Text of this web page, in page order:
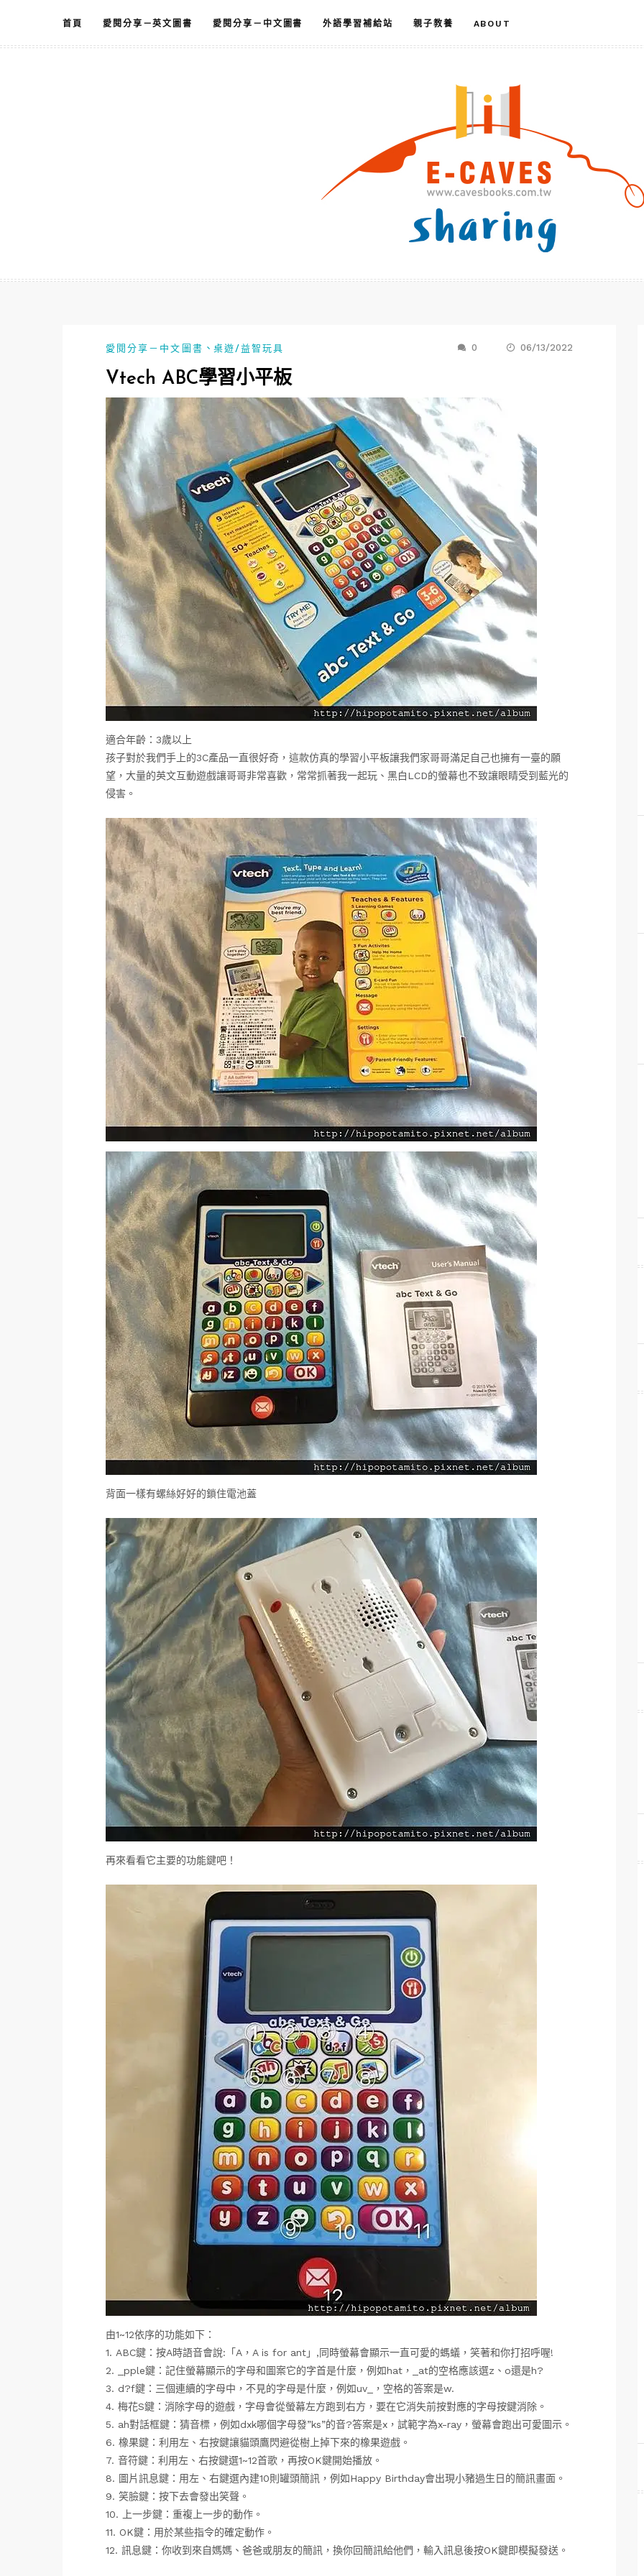
主
首頁 愛閱分享－英文圖書 愛閱分享－中文圖書 外語學習補給站 親子教養 ABOUT
愛閱分享－中文圖書 、 桌遊/益智玩具 0 06/13/2022
Vtech ABC學習小平板
適合年齡：3歲以上
孩子對於我們手上的3C產品一直很好奇，這款仿真的學習小平板讓我們家哥哥滿足自己也擁有一臺的願
望，大量的英文互動遊戲讓哥哥非常喜歡，常常抓著我一起玩、黑白LCD的螢幕也不致讓眼睛受到藍光的
侵害。
背面一樣有螺絲好好的鎖住電池蓋
再來看看它主要的功能鍵吧！
由1~12依序的功能如下：
1. ABC鍵：按A時語音會說:「A，A is for ant」,同時螢幕會顯示一直可愛的螞蟻，笑著和你打招呼喔!
2. _pple鍵：記住螢幕顯示的字母和圖案它的字首是什麼，例如hat，_at的空格應該選z、o還是h?
3. d?f鍵：三個連續的字母中，不見的字母是什麼，例如uv_，空格的答案是w.
4. 梅花S鍵：消除字母的遊戲，字母會從螢幕左方跑到右方，要在它消失前按對應的字母按鍵消除。
5. ah對話框鍵：猜音標，例如dxk哪個字母發”ks”的音?答案是x，試範字為x-ray，螢幕會跑出可愛圖示。
6. 橡果鍵：利用左、右按鍵讓貓頭鷹閃避從樹上掉下來的橡果遊戲。
7. 音符鍵：利用左、右按鍵選1~12首歌，再按OK鍵開始播放。
8. 圖片訊息鍵：用左、右鍵選內建10則罐頭簡訊，例如Happy Birthday會出現小豬過生日的簡訊畫面。
9. 笑臉鍵：按下去會發出笑聲。
10. 上一步鍵：重複上一步的動作。
11. OK鍵：用於某些指令的確定動作。
12. 訊息鍵：你收到來自媽媽、爸爸或朋友的簡訊，換你回簡訊給他們，輸入訊息後按OK鍵即模擬發送。